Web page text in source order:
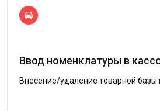
Ввод номенклатуры в
Внесение/удаление товарной базы